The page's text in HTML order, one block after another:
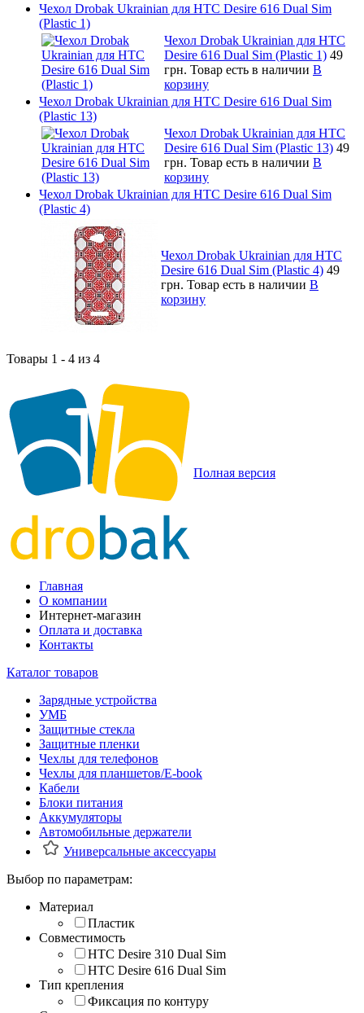
Чехол Drobak Ukrainian для HTC Desire 616 Dual Sim
(Plastic 1)
Чехол Drobak Ukrainian для HTC
Desire 616 Dual Sim (Plastic 1) 49
грн. Товар есть в наличии В
корзину
Чехол Drobak Ukrainian для HTC Desire 616 Dual Sim
(Plastic 13)
Чехол Drobak Ukrainian для HTC
Desire 616 Dual Sim (Plastic 13) 49
грн. Товар есть в наличии В
корзину
Чехол Drobak Ukrainian для HTC Desire 616 Dual Sim
(Plastic 4)
Чехол Drobak Ukrainian для HTC
Desire 616 Dual Sim (Plastic 4) 49
грн. Товар есть в наличии В
корзину
Товары 1 - 4 из 4
Полная версия
Главная
О компании
Интернет-магазин
Оплата и доставка
Контакты
Каталог товаров
Зарядные устройства
УМБ
Защитные стекла
Защитные пленки
Чехлы для телефонов
Чехлы для планшетов/E-book
Кабели
Блоки питания
Аккумуляторы
Автомобильные держатели
Универсальные аксессуары
Выбор по параметрам:
Материал
Пластик
Совместимость
HTC Desire 310 Dual Sim
HTC Desire 616 Dual Sim
Тип крепления
Фиксация по контуру